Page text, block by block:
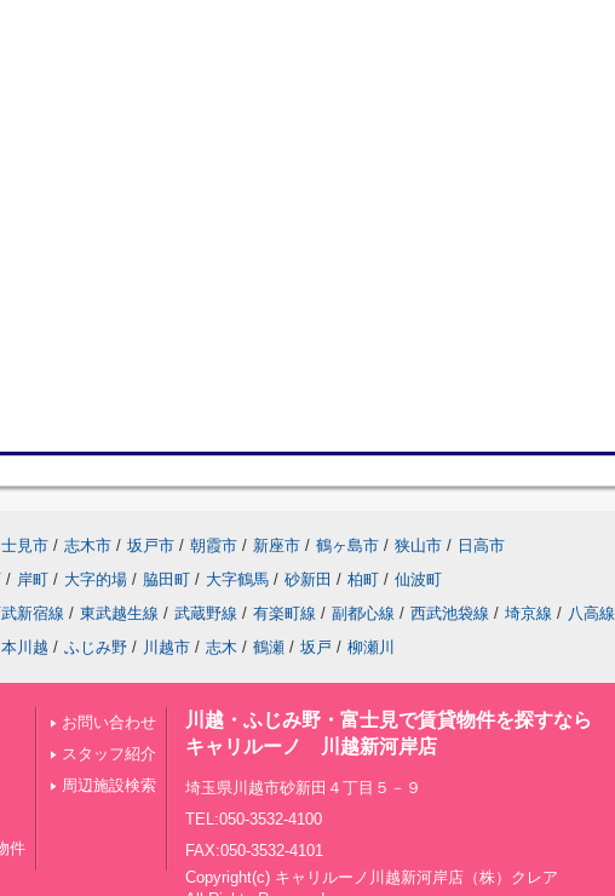
見市 / 志木市 / 坂戸市 / 朝霞市 / 新座市 / 鶴ヶ島市 / 狭山市 / 日高市
/ 岸町 / 大字的場 / 脇田町 / 大字鶴馬 / 砂新田 / 柏町 / 仙波町
新宿線 / 東武越生線 / 武蔵野線 / 有楽町線 / 副都心線 / 西武池袋線 / 埼京線 / 八高線
本川越 / ふじみ野 / 川越市 / 志木 / 鶴瀬 / 坂戸 / 柳瀬川
件
お問い合わせ
スタッフ紹介
周辺施設検索
川越・ふじみ野・富士見で賃貸物件を探すなら
キャリルーノ 川越新河岸店
埼玉県川越市砂新田４丁目５－９
TEL:050-3532-4100
FAX:050-3532-4101
Copyright(c) キャリルーノ川越新河岸店（株）クレア